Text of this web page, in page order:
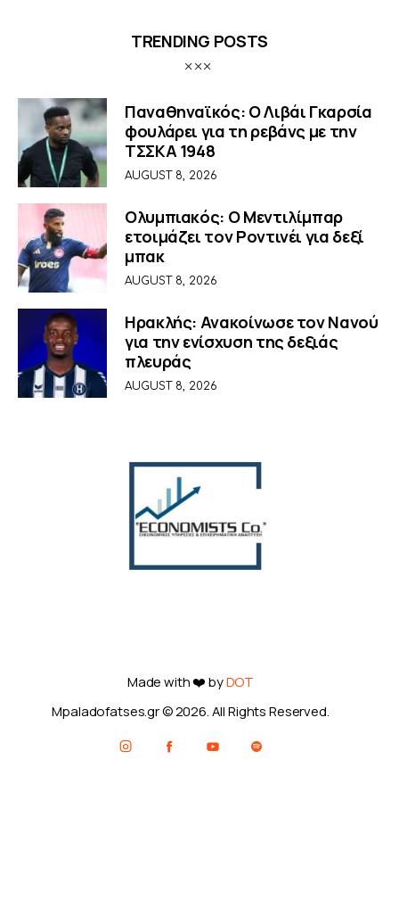
TRENDING POSTS
Παναθηναϊκός: Ο Λιβάι Γκαρσία
φουλάρει για τη ρεβάνς με την
ΤΣΣΚΑ 1948
AUGUST 8, 2026
Ολυμπιακός: Ο Μεντιλίμπαρ
ετοιμάζει τον Ροντινέι για δεξί
μπακ
AUGUST 8, 2026
Ηρακλής: Ανακοίνωσε τον Νανού
για την ενίσχυση της δεξιάς
πλευράς
AUGUST 8, 2026
Made with ❤️ byDOT
Mpaladofatses.gr © 2026. All Rights Reserved.